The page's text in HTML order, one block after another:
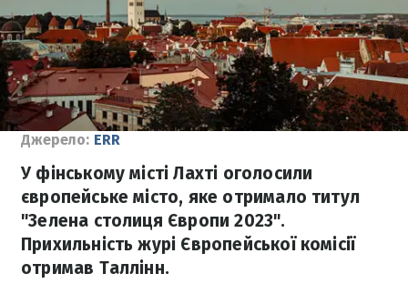
Джерело: ERR
У фінському місті Лахті оголосили
європейське місто, яке отримало титул
"Зелена столиця Європи 2023".
Прихильність журі Європейської комісії
отримав Таллінн.